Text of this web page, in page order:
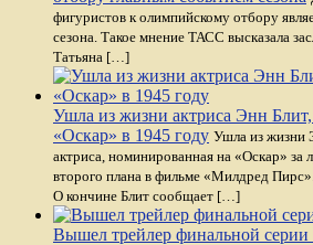
фигуристов к олимпийскому отбору
сезона. Такое мнение ТАСС высказала
Татьяна […]
Ушла из жизни актриса Энн
«Оскар» в 1945 году Ушла из жизни
актриса, номинированная на «Оскар»
второго плана в фильме «Милдред
О кончине Блит сообщает […]
Вышел трейлер финальной серии